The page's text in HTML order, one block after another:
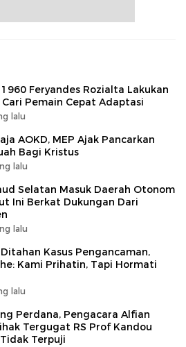
Feryandes Rozialta Lakukan
Pemain Cepat Adaptasi​
lalu
AOKD, MEP Ajak Pancarkan
Bagi Kristus
lalu
Selatan Masuk Daerah Otonom
Ini Berkat Dukungan Dari
lalu
Kasus Pengancaman,
Kami Prihatin, Tapi Hormati
lalu
Perdana, Pengacara Alfian
Tergugat RS Prof Kandou
Terpuji